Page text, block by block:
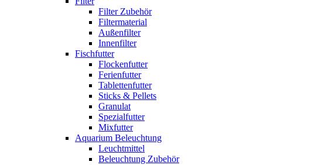
Filter Zubehör
Filtermaterial
Außenfilter
Innenfilter
Fischfutter
Flockenfutter
Ferienfutter
Tablettenfutter
Sticks & Pellets
Granulat
Spezialfutter
Mixfutter
Aquarium Beleuchtung
Leuchtmittel
Beleuchtung Zubehör